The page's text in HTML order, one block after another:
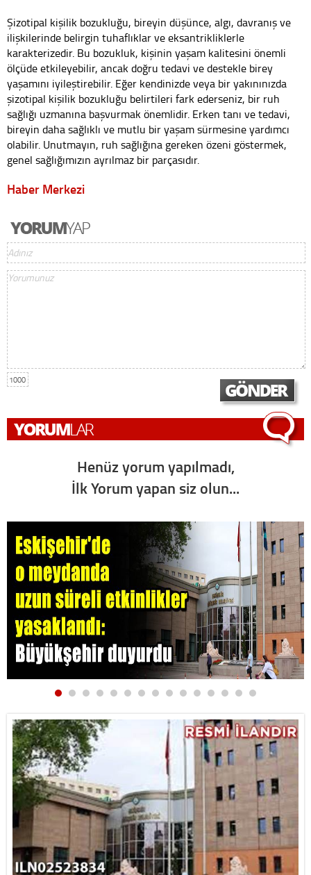
Şizotipal kişilik bozukluğu, bireyin düşünce, algı, davranış ve
ilişkilerinde belirgin tuhaflıklar ve eksantrikliklerle
karakterizedir. Bu bozukluk, kişinin yaşam kalitesini önemli
ölçüde etkileyebilir, ancak doğru tedavi ve destekle birey
yaşamını iyileştirebilir. Eğer kendinizde veya bir yakınınızda
şizotipal kişilik bozukluğu belirtileri fark ederseniz, bir ruh
sağlığı uzmanına başvurmak önemlidir. Erken tanı ve tedavi,
bireyin daha sağlıklı ve mutlu bir yaşam sürmesine yardımcı
olabilir. Unutmayın, ruh sağlığına gereken özeni göstermek,
genel sağlığımızın ayrılmaz bir parçasıdır.
Haber Merkezi
1000
Henüz yorum yapılmadı,
İlk Yorum yapan siz olun...